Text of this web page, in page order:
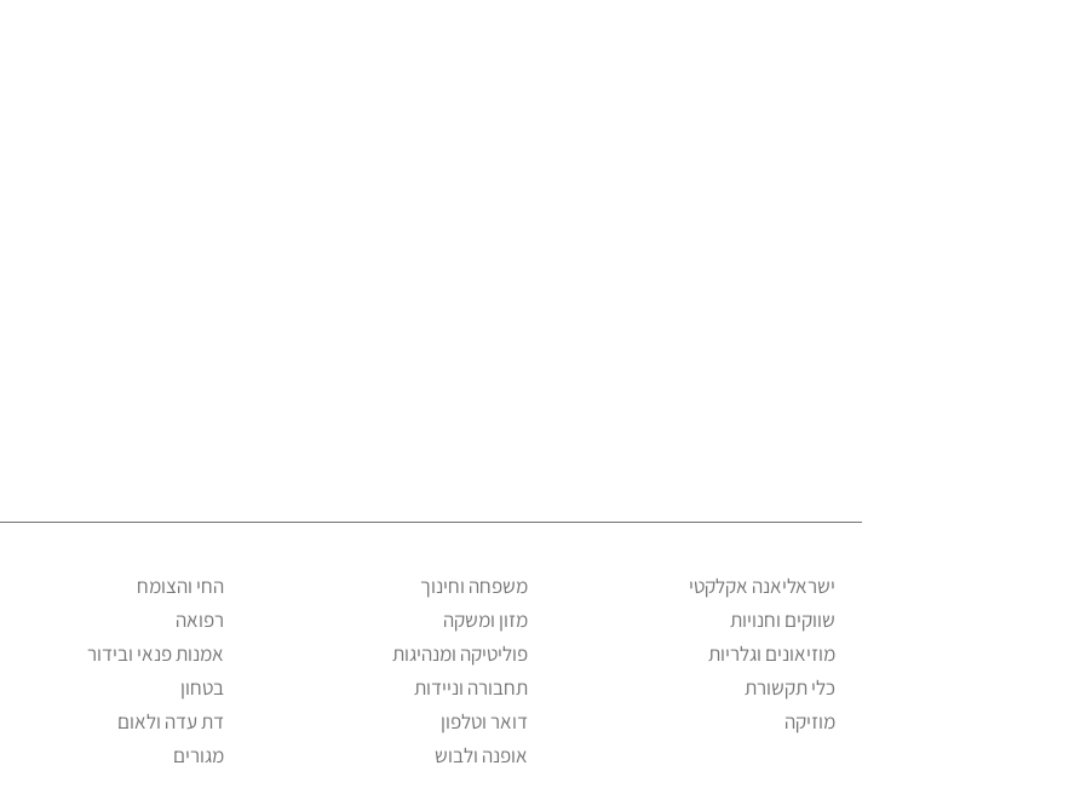
החי והצומח
רפואה
אמנות פנאי ובידור
בטחון
דת עדה ולאום
מגורים
משפחה וחינוך
מזון ומשקה
פוליטיקה ומנהיגות
תחבורה וניידות
דואר וטלפון
אופנה ולבוש
ישראליאנה אקלקטי
שווקים וחנויות
מוזיאונים וגלריות
כלי תקשורת
מוזיקה